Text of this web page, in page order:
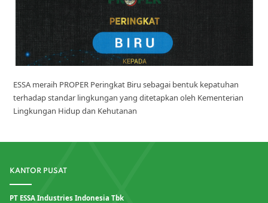
ESSA meraih PROPER Peringkat Biru sebagai bentuk kepatuhan
terhadap standar lingkungan yang ditetapkan oleh Kementerian
Lingkungan Hidup dan Kehutanan
KANTOR PUSAT
PT ESSA Industries Indonesia Tbk